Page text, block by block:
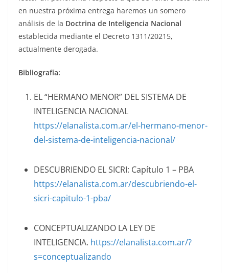
en nuestra próxima entrega haremos un somero
análisis de la Doctrina de Inteligencia Nacional
establecida mediante el Decreto 1311/20215,
actualmente derogada.
Bibliografía:
EL “HERMANO MENOR” DEL SISTEMA DE
INTELIGENCIA NACIONAL
https://elanalista.com.ar/el-hermano-menor-
del-sistema-de-inteligencia-nacional/
DESCUBRIENDO EL SICRI: Capítulo 1 – PBA
https://elanalista.com.ar/descubriendo-el-
sicri-capitulo-1-pba/
CONCEPTUALIZANDO LA LEY DE
INTELIGENCIA. https://elanalista.com.ar/?
s=conceptualizando